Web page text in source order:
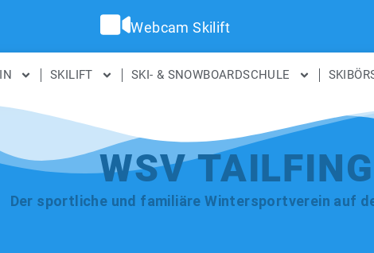
Webcam Skilift
SKILIFT SKI- & SNOWBOARDSCHULE
WSV
Der sportliche und familiäre Wintersportverein auf